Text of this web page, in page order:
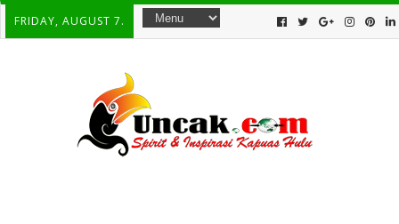
FRIDAY, AUGUST 7.